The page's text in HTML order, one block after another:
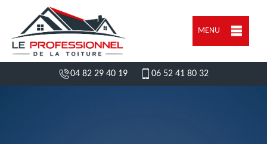
MENU
04 82 29 40 19 06 52 41 80 32